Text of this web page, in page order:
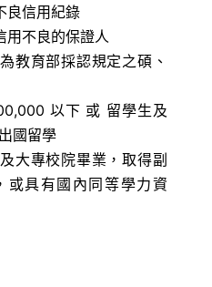
良信用紀錄
用不良的保證人
教育部採認規定之碩、
以下 或 留學生及
國留學
大專校院畢業，取得副
或具有國內同等學力資